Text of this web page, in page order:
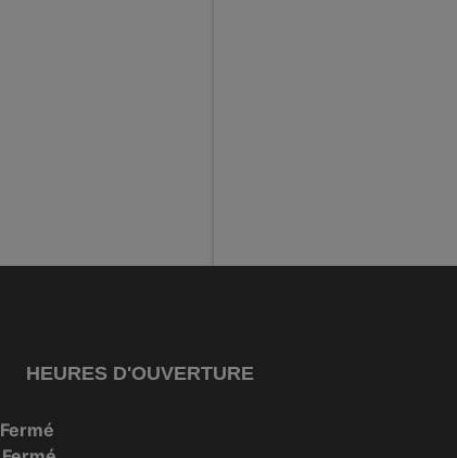
HEURES D'OUVERTURE
Fermé